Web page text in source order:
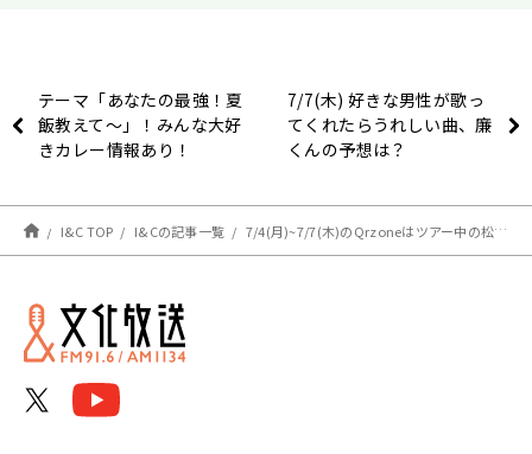
テーマ「あなたの最強！夏
飯教えて〜」！みんな大好
きカレー情報あり！
7/7(木) 好きな男性が歌っ
てくれたらうれしい曲、廉
くんの予想は？
I&C TOP I&Cの記事一覧 7/4(月)~7/7(木)のQrzoneはツアー中の松島聡！